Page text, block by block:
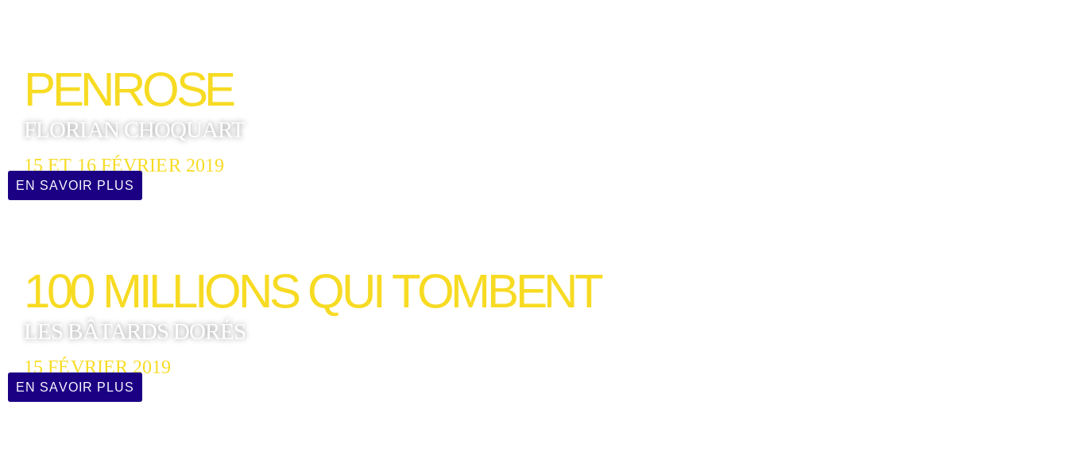
PENROSE
FLORIAN CHOQUART
15 ET 16 FÉVRIER 2019
EN SAVOIR PLUS
100 MILLIONS QUI TOMBENT
LES BÂTARDS DORÉS
15 FÉVRIER 2019
EN SAVOIR PLUS